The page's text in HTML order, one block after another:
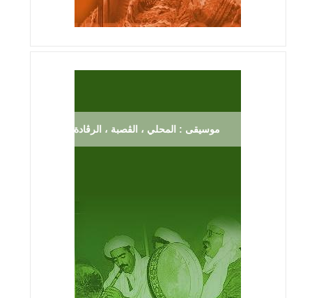
موسيقى : المحلي ، الڨصبة ، الرڨادة